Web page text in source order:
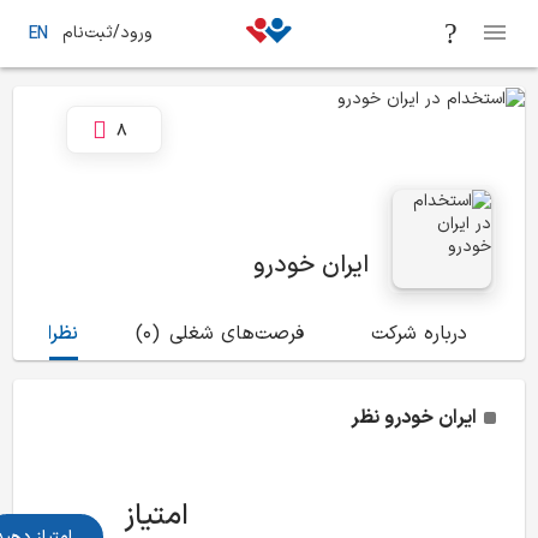
ورود/ثبت‌نام EN
ایران خودرو
درباره شرکت (0) فرصت‌های شغلی نظرات
ایران خودرونظر
امتیاز